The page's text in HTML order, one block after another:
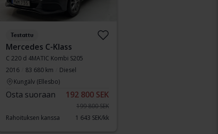
Testattu
Mercedes C-Klass
C 220 d 4MATIC Kombi S205
2016
83 680 km
Diesel
Kungälv (Ellesbo)
Osta suoraan 192 800 SEK
199 800 SEK
Rahoituksen kanssa
1 643 SEK/kk